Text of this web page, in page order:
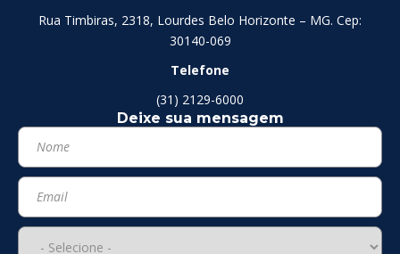
Rua Timbiras, 2318, Lourdes Belo Horizonte – MG. Cep:
30140-069
Telefone
(31) 2129-6000
Deixe sua mensagem